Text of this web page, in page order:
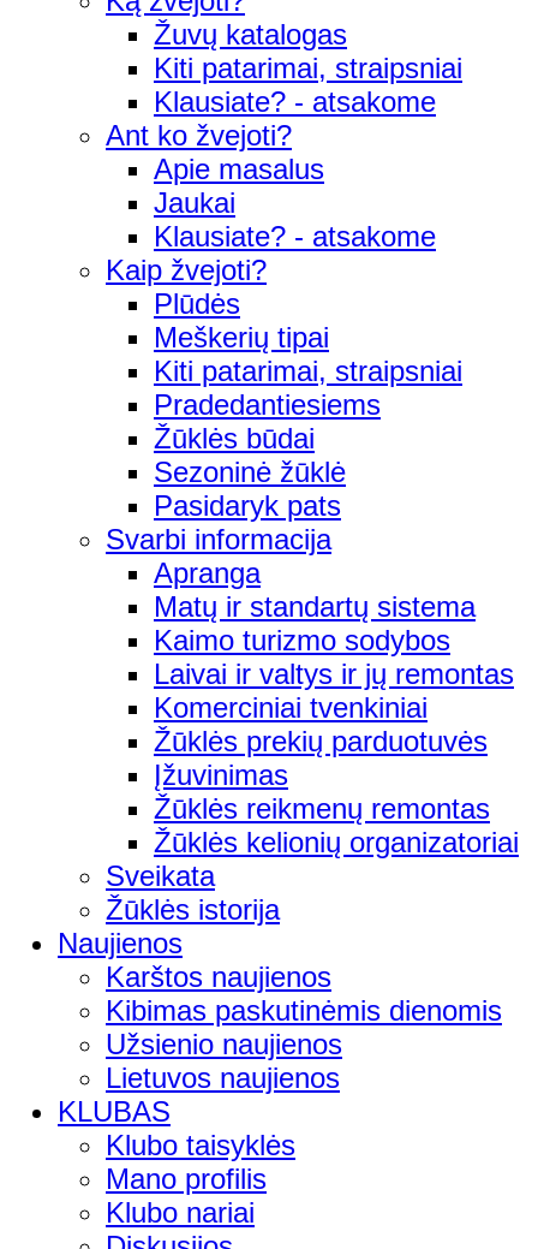
Žuvų katalogas
Kiti patarimai, straipsniai
Klausiate? - atsakome
Ant ko žvejoti?
Apie masalus
Jaukai
Klausiate? - atsakome
Kaip žvejoti?
Plūdės
Meškerių tipai
Kiti patarimai, straipsniai
Pradedantiesiems
Žūklės būdai
Sezoninė žūklė
Pasidaryk pats
Svarbi informacija
Apranga
Matų ir standartų sistema
Kaimo turizmo sodybos
Laivai ir valtys ir jų remontas
Komerciniai tvenkiniai
Žūklės prekių parduotuvės
Įžuvinimas
Žūklės reikmenų remontas
Žūklės kelionių organizatoriai
Sveikata
Žūklės istorija
Naujienos
Karštos naujienos
Kibimas paskutinėmis dienomis
Užsienio naujienos
Lietuvos naujienos
KLUBAS
Klubo taisyklės
Mano profilis
Klubo nariai